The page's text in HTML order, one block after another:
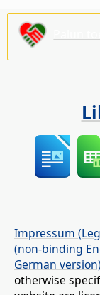
Impressum
(non-binding
German version)
otherwise